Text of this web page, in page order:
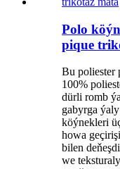
Polo
pique
Bu poliester
100%
dürli romb
gabyrga
köýnekleri
howa
bilen
we